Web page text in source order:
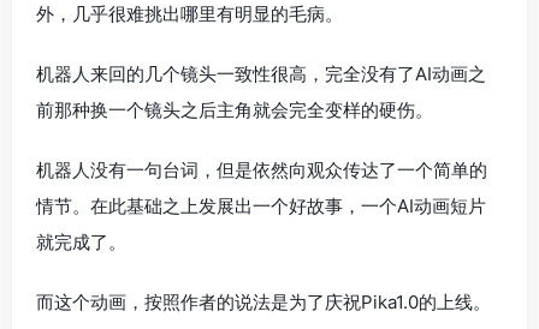
外，几乎很难挑出哪里有明显的毛病。
机器人来回的几个镜头一致性很高，完全没有了AI动画之
前那种换一个镜头之后主角就会完全变样的硬伤。
机器人没有一句台词，但是依然向观众传达了一个简单的
情节。在此基础之上发展出一个好故事，一个AI动画短片
就完成了。
而这个动画，按照作者的说法是为了庆祝Pika1.0的上线。